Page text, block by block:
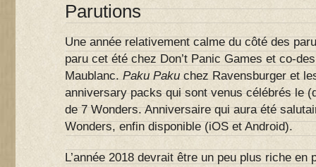
Parutions
Une année relativement calme du côté des
paru cet été chez Don’t Panic Games et co-
Maublanc.Paku Pakuchez Ravensburger et
anniversary packs qui sont venus célébrés le
de 7 Wonders. Anniversaire qui aura été
Wonders, enfin disponible (iOS et Android).
L’année 2018 devrait être un peu plus riche